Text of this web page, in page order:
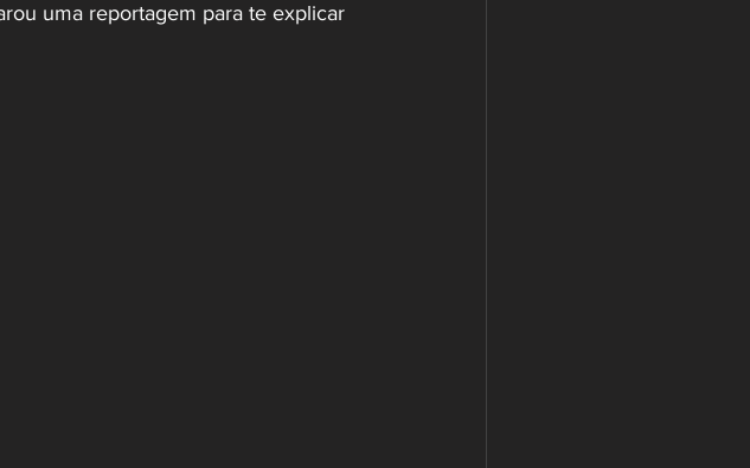
uma reportagem para te explicar